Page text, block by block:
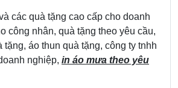
các quà tặng cao cấp cho doanh
công nhân, quà tặng theo yêu cầu,
tặng, áo thun quà tặng, công ty tnhh
nghiệp, in áo mưa theo yêu